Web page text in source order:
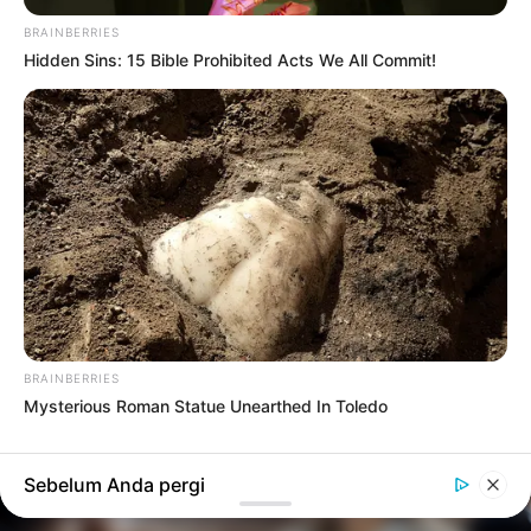
AYYASEVERIDAY GAYA HIDUP
Cara Mengetahui Kedewasaan
Seseorang Melalui Komunikasi
Everiday
19/04/2026 5:41 am
BRAINBERRIES
Hidden Sins: 15 Bible Prohibited Acts We All Commit!
BRAINBERRIES
Mysterious Roman Statue Unearthed In Toledo
Sebelum Anda pergi